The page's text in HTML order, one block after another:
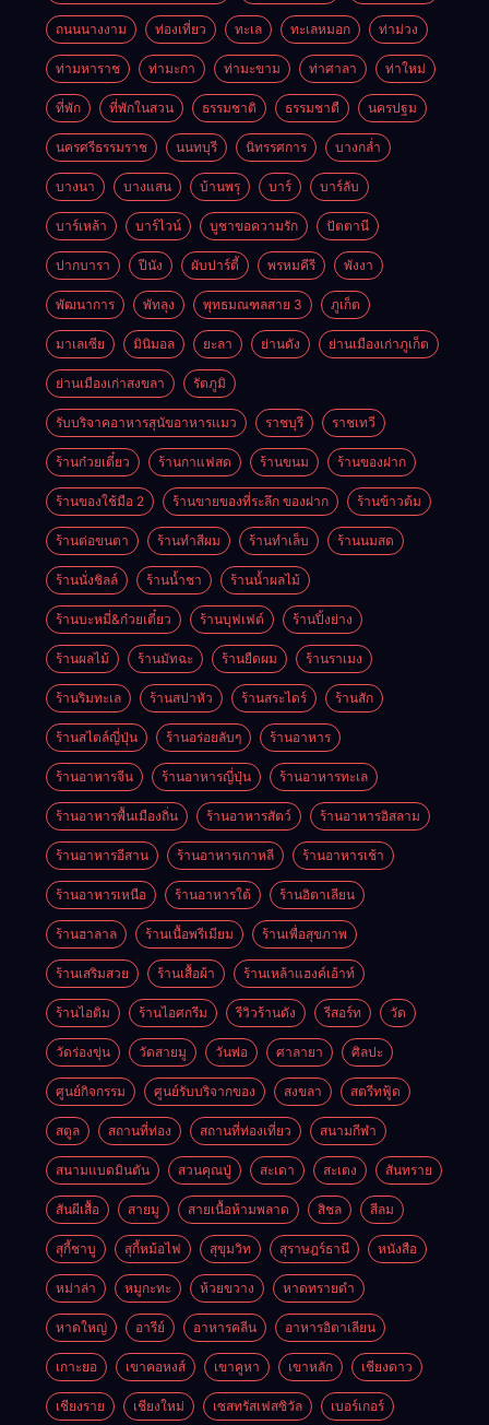
ถนนนางงาม ท่องเที่ยว ทะเล ทะเลหมอก ท่าม่วง
ท่ามหาราช ท่ามะกา ท่ามะขาม ท่าศาลา ท่าใหม่
ที่พัก ที่พักในสวน ธรรมชาติ ธรรมชาตื นครปฐม
นครศรีธรรมราช นนทบุรี นิทรรศการ บางกล่ำ
บางนา บางแสน บ้านพรุ บาร์ บาร์ลับ
บาร์เหล้า บาร์ไวน์ บูชาขอความรัก ปัตตานี
ปากบารา ปีนัง ผับปาร์ตี้ พรหมคีรี พังงา
พัฒนาการ พัทลุง พุทธมณฑลสาย 3 ภูเก็ต
มาเลเซีย มินิมอล ยะลา ย่านดัง ย่านเมืองเก่าภูเก็ต
ย่านเมืองเก่าสงขลา รัตภูมิ
รับบริจาคอาหารสุนัขอาหารแมว ราชบุรี ราชเทวี
ร้านก๋วยเตี๋ยว ร้านกาแฟสด ร้านขนม ร้านของฝาก
ร้านของใช้มือ 2 ร้านขายของที่ระลึก ของฝาก ร้านข้าวต้ม
ร้านต่อขนตา ร้านทำสีผม ร้านทำเล็บ ร้านนมสด
ร้านนั่งชิลล์ ร้านน้ำชา ร้านน้ำผลไม้
ร้านบะหมี่&ก๋วยเตี๋ยว ร้านบุฟเฟต์ ร้านปิ้งย่าง
ร้านผลไม้ ร้านมัทฉะ ร้านยืดผม ร้านราเมง
ร้านริมทะเล ร้านสปาหัว ร้านสระไดร์ ร้านสัก
ร้านสไตล์ญี่ปุ่น ร้านอร่อยลับๆ ร้านอาหาร
ร้านอาหารจีน ร้านอาหารญี่ปุ่น ร้านอาหารทะเล
ร้านอาหารพื้นเมืองถิ่น ร้านอาหารสัตว์ ร้านอาหารอิสลาม
ร้านอาหารอีสาน ร้านอาหารเกาหลี ร้านอาหารเช้า
ร้านอาหารเหนือ ร้านอาหารใต้ ร้านอิตาเลียน
ร้านฮาลาล ร้านเนื้อพรีเมียม ร้านเพื่อสุขภาพ
ร้านเสริมสวย ร้านเสื้อผ้า ร้านเหล้าแฮงค์เอ้าท์
ร้านไอติม ร้านไอศกรีม รีวิวร้านดัง รีสอร์ท วัด
วัดร่องขุ่น วัดสายมู วันพ่อ ศาลายา ศิลปะ
ศูนย์กิจกรรม ศูนย์รับบริจากของ สงขลา สตรีทฟู้ด
สตูล สถานที่ท่อง สถานที่ท่องเที่ยว สนามกีฬา
สนามแบดมินตัน สวนคุณปู่ สะเดา สะเตง สันทราย
สันผีเสื้อ สายมู สายเนื้อห้ามพลาด สิชล สีลม
สุกี้ชาบู สุกี้หม้อไฟ สุขุมวิท สุราษฎร์ธานี หนังสือ
หม่าล่า หมูกะทะ ห้วยขวาง หาดทรายดำ
หาดใหญ่ อารีย์ อาหารคลีน อาหารอิตาเลียน
เกาะยอ เขาคอหงส์ เขาคูหา เขาหลัก เชียงดาว
เชียงราย เชียงใหม่ เซสทรัสเฟสซิวัล เบอร์เกอร์